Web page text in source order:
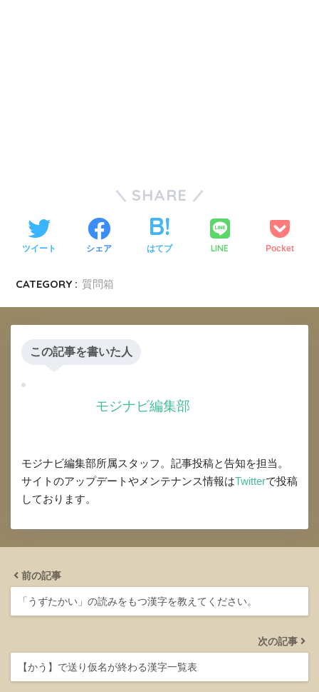
SHARE
ツイート シェア はてブ LINE Pocket
CATEGORY : 質問箱
この記事を書いた人
モジナビ編集部
モジナビ編集部所属スタッフ。記事投稿と告知を担当。
サイトのアップデートやメンテナンス情報はTwitterで投稿
しております。
前の記事
「うずたかい」の読みをもつ漢字を教えてください。
次の記事
【かう】で送り仮名が終わる漢字一覧表